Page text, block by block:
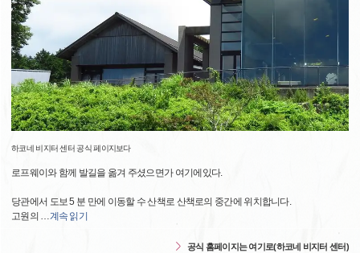
하코네 비지터 센터 공식 페이지보다
로프웨이와 함께 발길을 옮겨 주셨으면가 여기에있다.
당관에서 도보 5 분 만에 이동할 수 산책로 산책로의 중간에 위치합니다.
고원의 …계속 읽기
공식 홈페이지는 여기로(하코네 비지터 센터)